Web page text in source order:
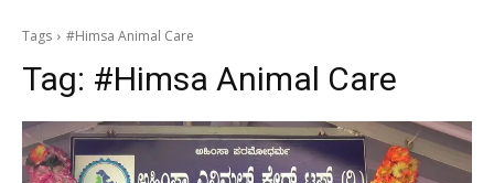
Tags #Himsa Animal Care
Tag: #Himsa Animal Care